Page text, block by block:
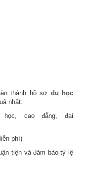
thành hồ sơ du học
nhất:
cao đẳng, đại
phí)
tiện và đảm bảo tỷ lệ